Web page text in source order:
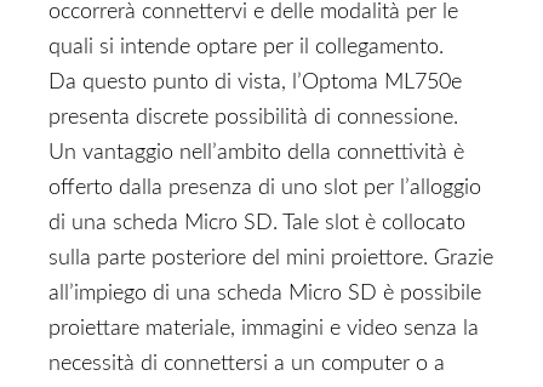
occorrerà connettervi e delle modalità per le
quali si intende optare per il collegamento.
Da questo punto di vista, l’Optoma ML750e
presenta discrete possibilità di connessione.
Un vantaggio nell’ambito della connettività è
offerto dalla presenza di uno slot per l’alloggio
di una scheda Micro SD. Tale slot è collocato
sulla parte posteriore del mini proiettore. Grazie
all’impiego di una scheda Micro SD è possibile
proiettare materiale, immagini e video senza la
necessità di connettersi a un computer o a